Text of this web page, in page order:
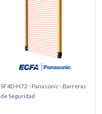
SF4D-H72 - Panasonic - Barreras
de Seguridad